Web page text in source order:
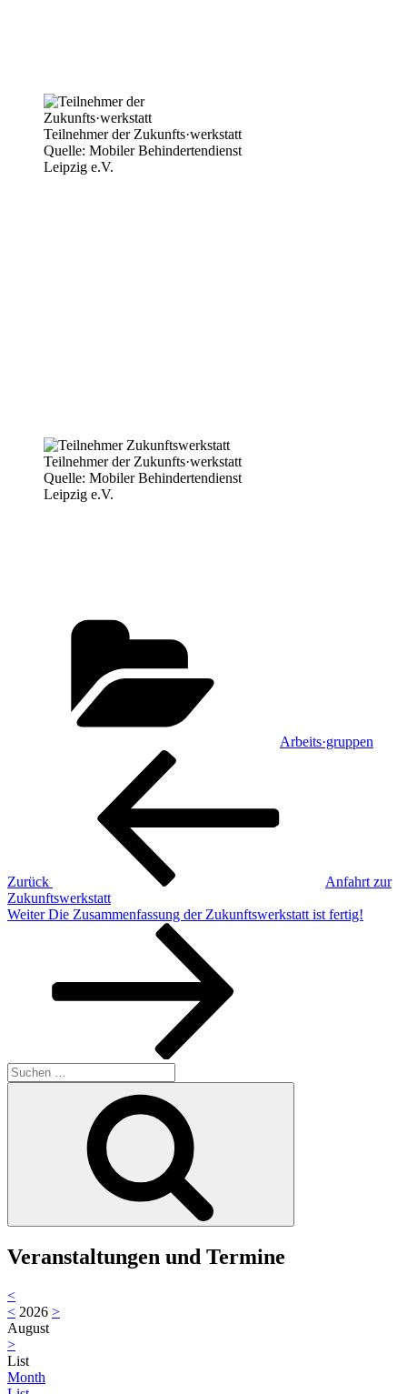
Teilnehmer der Zukunfts·werkstatt
Quelle: Mobiler Behindertendienst
Leipzig e.V.
Teilnehmer der Zukunfts·werkstatt
Quelle: Mobiler Behindertendienst
Leipzig e.V.
Arbeits·gruppen
Beitragsnavigation
Zurück
Anfahrt zur
Zukunftswerkstatt
Nächster
Weiter Die Zusammenfassung der Zukunftswerkstatt ist fertig!
Suche
nach:
Veranstaltungen und Termine
<
< 2026 >
August
>
List
Month